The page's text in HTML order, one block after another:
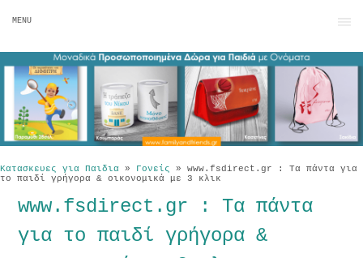
MENU
Κατασκευες για Παιδια » Γονείς » www.fsdirect.gr : Τα πάντα για
το παιδί γρήγορα & οικονομικά με 3 κλικ
www.fsdirect.gr : Τα πάντα
για το παιδί γρήγορα &